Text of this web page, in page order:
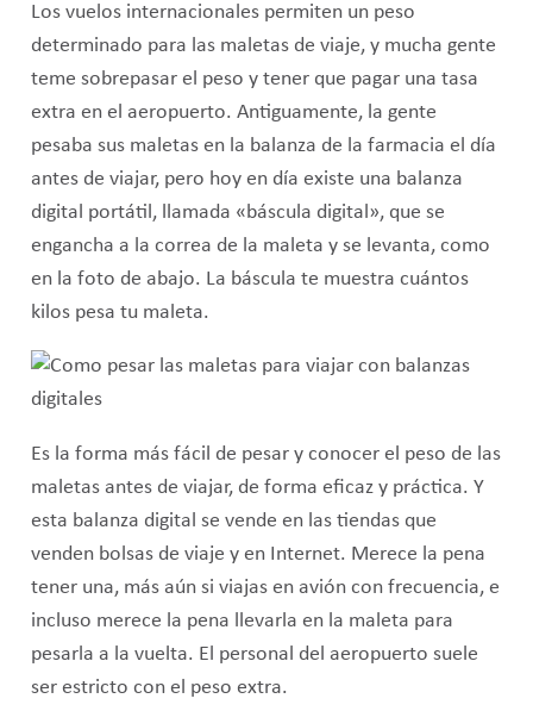
Los vuelos internacionales permiten un peso
determinado para las maletas de viaje, y mucha gente
teme sobrepasar el peso y tener que pagar una tasa
extra en el aeropuerto. Antiguamente, la gente
pesaba sus maletas en la balanza de la farmacia el día
antes de viajar, pero hoy en día existe una balanza
digital portátil, llamada «báscula digital», que se
engancha a la correa de la maleta y se levanta, como
en la foto de abajo. La báscula te muestra cuántos
kilos pesa tu maleta.
Es la forma más fácil de pesar y conocer el peso de las
maletas antes de viajar, de forma eficaz y práctica. Y
esta balanza digital se vende en las tiendas que
venden bolsas de viaje y en Internet. Merece la pena
tener una, más aún si viajas en avión con frecuencia, e
incluso merece la pena llevarla en la maleta para
pesarla a la vuelta. El personal del aeropuerto suele
ser estricto con el peso extra.